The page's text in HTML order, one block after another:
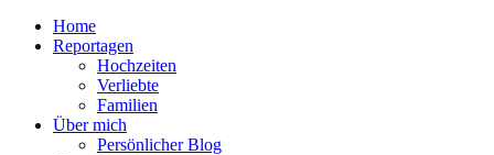
Home
Reportagen
Hochzeiten
Verliebte
Familien
Über mich
Persönlicher Blog